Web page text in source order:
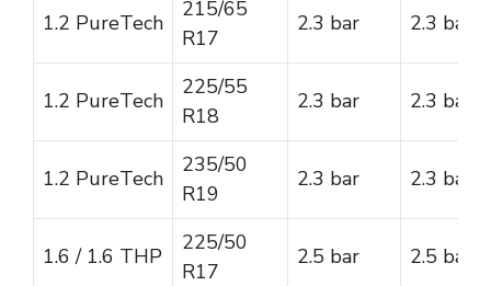
1.2 PureTech
215/65
R17
2.3 bar 2.3 bar
1.2 PureTech
225/55
R18
2.3 bar 2.3 bar
1.2 PureTech
235/50
R19
2.3 bar 2.3 bar
1.6 / 1.6 THP
225/50
R17
2.5 bar 2.5 bar